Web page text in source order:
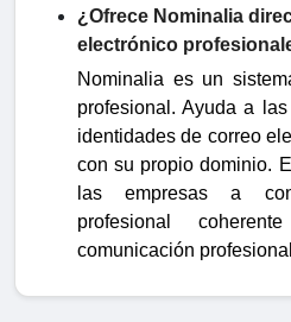
¿Ofrece Nominalia
electrónico
Nominalia es un
profesional. Ayuda a
identidades de correo
con su propio dominio.
las empresas a
profesional
comunicación